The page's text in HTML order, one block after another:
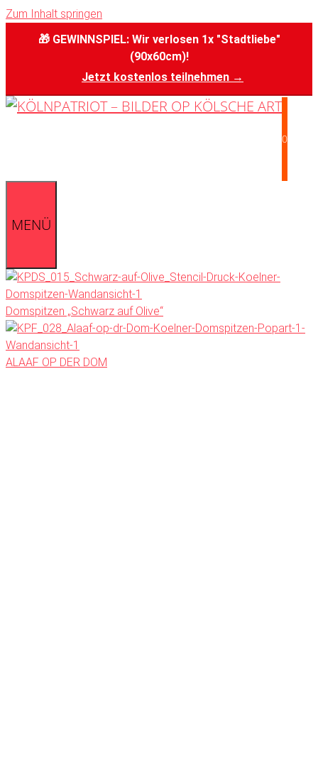
Zum Inhalt springen
🎁 GEWINNSPIEL: Wir verlosen 1x "Stadtliebe"
(90x60cm)!
Jetzt kostenlos teilnehmen →
0
MENÜ
Domspitzen „Schwarz auf Olive“
ALAAF OP DER DOM